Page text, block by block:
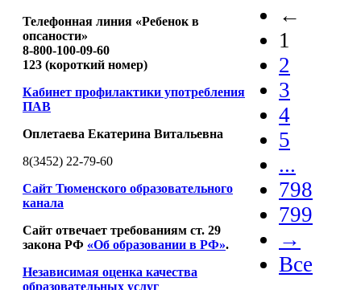
Телефонная линия «Ребенок в
опсаности»
8-800-100-09-60
123 (короткий номер)
Кабинет профилактики употребления
ПАВ
Оплетаева Екатерина Витальевна
8(3452) 22-79-60
Сайт Тюменского образовательного
канала
Сайт отвечает требованиям ст. 29
закона РФ «Об образовании в РФ».
Независимая оценка качества
образовательных услуг
←
1
2
3
4
5
...
798
799
→
Все